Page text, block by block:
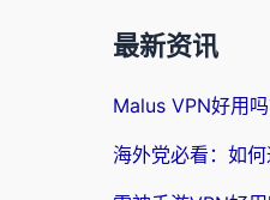
最新资讯